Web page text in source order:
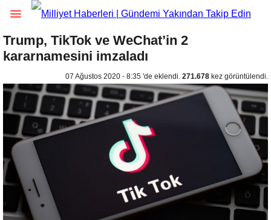
Trump, TikTok ve WeChat’in 2
kararnamesini imzaladı
07 Ağustos 2020 - 8:35 'de eklendi. 271.678 kez görüntülendi.